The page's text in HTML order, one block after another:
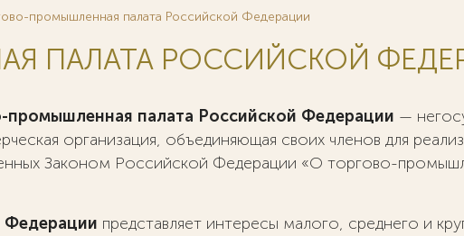
промышленная палата Российской Федерации
ПАЛАТА РОССИЙСКОЙ
промышленная палата Российской Федерации —
организация, объединяющая своих членов для
Законом Российской Федерации «О торгово-
Федерации представляет интересы малого, среднего и